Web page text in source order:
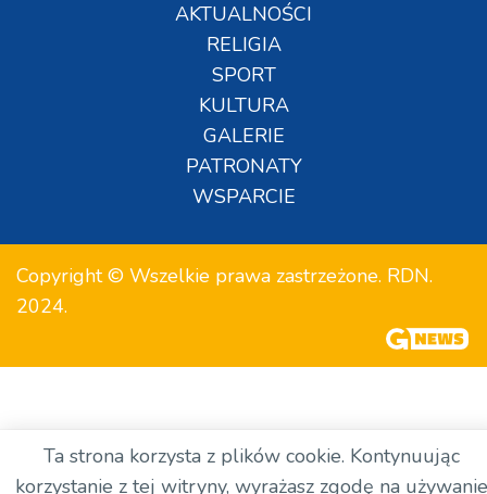
AKTUALNOŚCI
RELIGIA
SPORT
KULTURA
GALERIE
PATRONATY
WSPARCIE
Copyright © Wszelkie prawa zastrzeżone. RDN.
2024.
Ta strona korzysta z plików cookie. Kontynuując
korzystanie z tej witryny, wyrażasz zgodę na używanie